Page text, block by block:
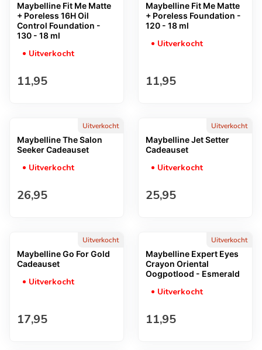
Maybelline Fit Me Matte
+ Poreless 16H Oil
Control Foundation -
130 - 18 ml
Uitverkocht
Normale prijs
11,95
Maybelline Fit Me Matte
+ Poreless Foundation -
120 - 18 ml
Uitverkocht
Normale prijs
11,95
Uitverkocht
Maybelline The Salon
Seeker Cadeauset
Uitverkocht
Normale prijs
26,95
Uitverkocht
Maybelline Jet Setter
Cadeauset
Uitverkocht
Normale prijs
25,95
Uitverkocht
Maybelline Go For Gold
Cadeauset
Uitverkocht
Normale prijs
17,95
Uitverkocht
Maybelline Expert Eyes
Crayon Oriental
Oogpotlood - Esmerald
Uitverkocht
Normale prijs
11,95